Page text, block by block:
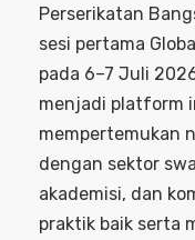
Perserikatan
sesi pertama
pada 6–7 Juli
menjadi platform
mempertemukan
dengan sektor
akademisi, dan
praktik baik serta